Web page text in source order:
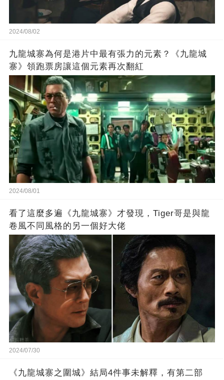
2024/08/02
九龍城寨為何是港片中最有張力的元素？《九龍城
寨》領跑票房讓這個元素再次翻紅
2024/08/01
看了這麼多遍《九龍城寨》才發現，Tiger哥是與龍
卷風不同風格的另一個好大佬
2024/07/30
《九龍城寨之圍城》結局4件事未解釋，有第二部